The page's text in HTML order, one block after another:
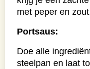
met peper en
Portsaus:
Doe alle
steelpan en laat